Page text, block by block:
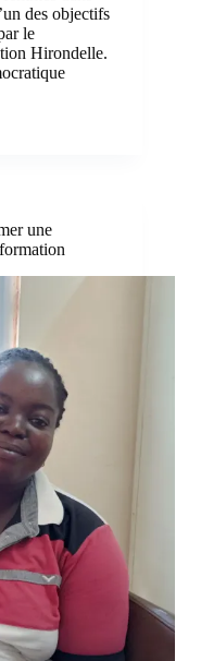
des objectifs
le
Hirondelle.
une